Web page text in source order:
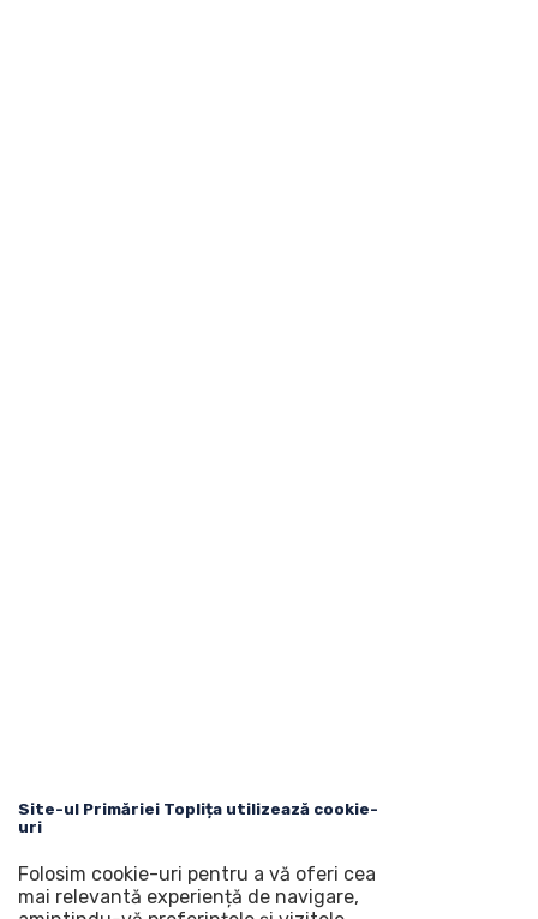
Site-ul Primăriei Toplița utilizează cookie-
uri
Folosim cookie-uri pentru a vă oferi cea
mai relevantă experiență de navigare,